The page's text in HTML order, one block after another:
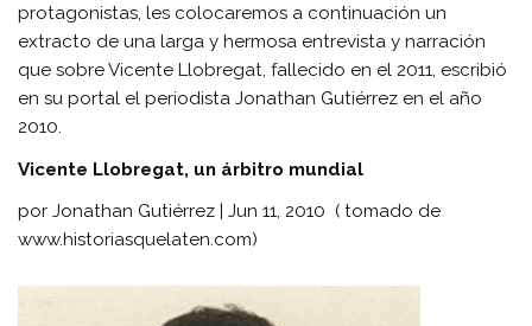
protagonistas, les colocaremos a continuación un
extracto de una larga y hermosa entrevista y narración
que sobre Vicente Llobregat, fallecido en el 2011, escribió
en su portal el periodista Jonathan Gutiérrez en el año
2010.
Vicente Llobregat, un árbitro mundial
por Jonathan Gutiérrez | Jun 11, 2010 ( tomado de
www.historiasquelaten.com)